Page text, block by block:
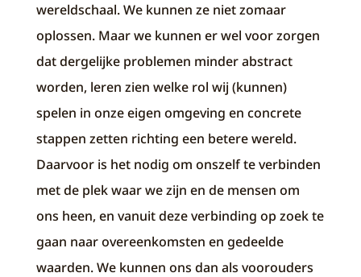
wereldschaal. We kunnen ze niet zomaar
oplossen. Maar we kunnen er wel voor zorgen
dat dergelijke problemen minder abstract
worden, leren zien welke rol wij (kunnen)
spelen in onze eigen omgeving en concrete
stappen zetten richting een betere wereld.
Daarvoor is het nodig om onszelf te verbinden
met de plek waar we zijn en de mensen om
ons heen, en vanuit deze verbinding op zoek te
gaan naar overeenkomsten en gedeelde
waarden. We kunnen ons dan als voorouders